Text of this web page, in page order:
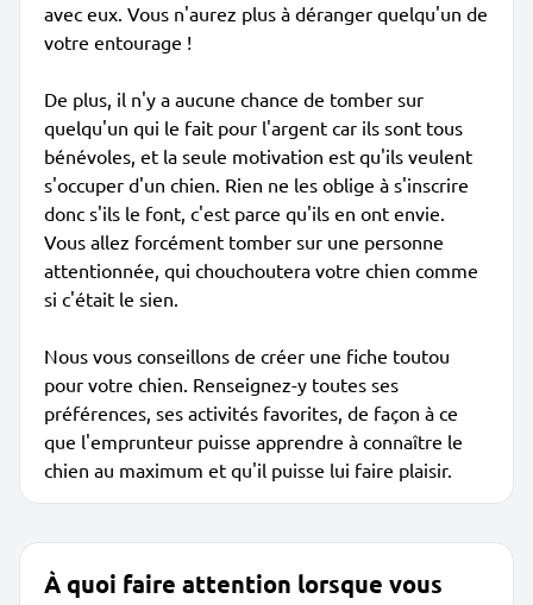
avec eux. Vous n'aurez plus à déranger quelqu'un de
votre entourage !
De plus, il n'y a aucune chance de tomber sur
quelqu'un qui le fait pour l'argent car ils sont tous
bénévoles, et la seule motivation est qu'ils veulent
s'occuper d'un chien. Rien ne les oblige à s'inscrire
donc s'ils le font, c'est parce qu'ils en ont envie.
Vous allez forcément tomber sur une personne
attentionnée, qui chouchoutera votre chien comme
si c'était le sien.
Nous vous conseillons de créer une fiche toutou
pour votre chien. Renseignez-y toutes ses
préférences, ses activités favorites, de façon à ce
que l'emprunteur puisse apprendre à connaître le
chien au maximum et qu'il puisse lui faire plaisir.
À quoi faire attention lorsque vous